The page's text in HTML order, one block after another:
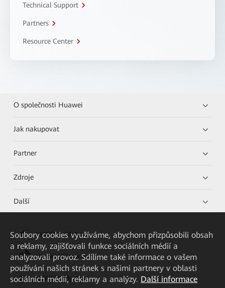
Technical Support
Partners
Resource Center
O společnosti Huawei
Jak nakupovat
Partner
Zdroje
Další
HUAWEI eKit App
Huawei HiKnow App
HUAWEI eFly App
Soubory cookies využíváme, abychom přizpůsobili obsah
a reklamy, zajišťovali funkce sociálních médií a
analyzovali provoz. Sdílíme také informace o vašem
používání našich stránek s našimi partnery v oblasti
sociálních médií, reklamy a analýzy. Další informace